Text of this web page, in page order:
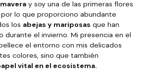
y soy una de las primeras flores
lo que proporciono abundante
los abejas y mariposas que han
durante el invierno. Mi presencia en el
el entorno con mis delicados
colores, sino que también
vital en el ecosistema.